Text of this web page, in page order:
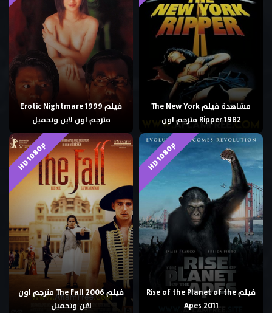
مشاهدة فيلم The New York
Ripper 1982 مترجم اون
فيلم Erotic Nightmare 1999
مترجم اون لاين وتحميل
HD 1080p
فيلم Rise of the Planet of the
Apes 2011
HD 1080p
فيلم The Fall 2006 مترجم اون
لاين وتحميل